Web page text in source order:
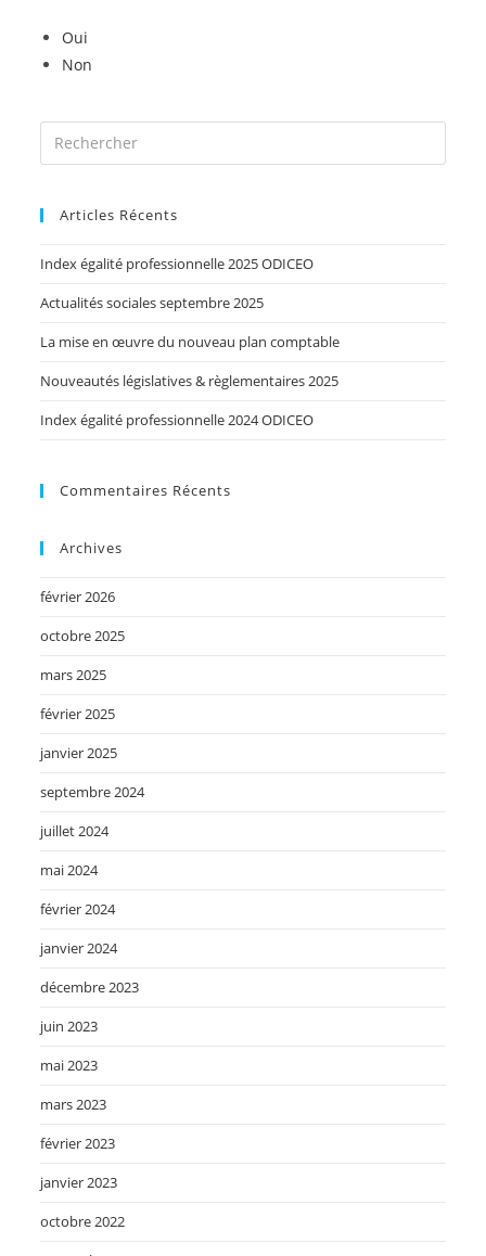
Oui
Non
Articles Récents
Index égalité professionnelle 2025 ODICEO
Actualités sociales septembre 2025
La mise en œuvre du nouveau plan comptable
Nouveautés législatives & règlementaires 2025
Index égalité professionnelle 2024 ODICEO
Commentaires Récents
Archives
février 2026
octobre 2025
mars 2025
février 2025
janvier 2025
septembre 2024
juillet 2024
mai 2024
février 2024
janvier 2024
décembre 2023
juin 2023
mai 2023
mars 2023
février 2023
janvier 2023
octobre 2022